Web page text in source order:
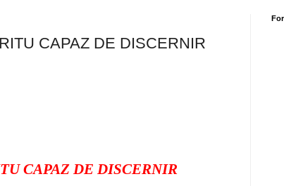
CAPAZ DE DISCERNIR
CAPAZ DE DISCERNIR